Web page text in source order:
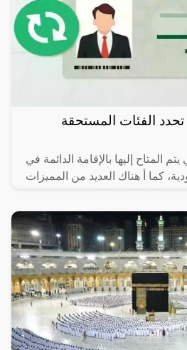
الفئات المستحقة
المتاح إليها بالإقامة الدائمة في
كما أ هناك العديد من المميزات